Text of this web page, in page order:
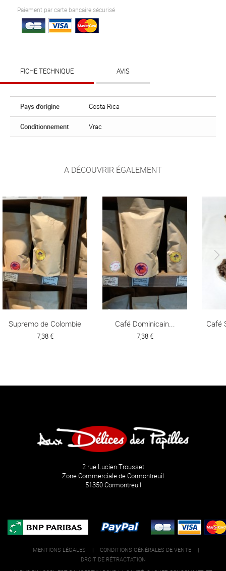
Paiement par carte bancaire sécurisé
FICHE TECHNIQUE AVIS
Pays d'origine Costa Rica
Conditionnement Vrac
A DÉCOUVRIR ÉGALEMENT
Supremo de Colombie
7,38 €
Café Dominicain...
7,38 €
Café
2 rue Lucien Trousset
Zone Commerciale de Cormontreuil
51350 Cormontreuil
MENTIONS LÉGALES | CONDITIONS GÉNÉRALES DE VENTE
|
DROIT DE RÉTRACTATION